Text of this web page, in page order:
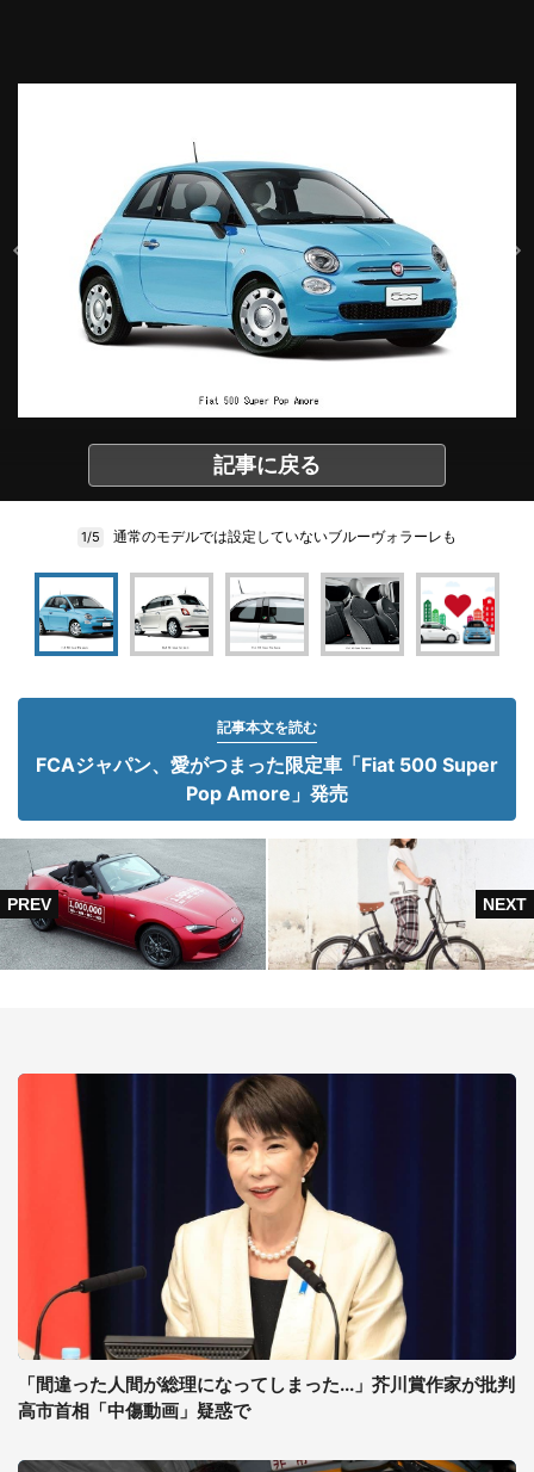
記事に戻る
1/5 通常のモデルでは設定していないブルーヴォラーレも
記事本文を読む
FCAジャパン、愛がつまった限定車「Fiat 500 Super
Pop Amore」発売
「間違った人間が総理になってしまった...」芥川賞作家が批判
高市首相「中傷動画」疑惑で